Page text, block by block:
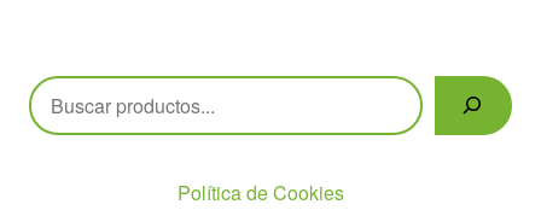
Buscar
Política de Cookies